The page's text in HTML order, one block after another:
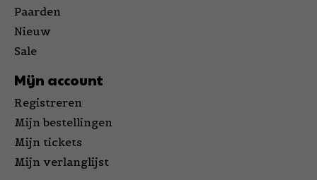
Paarden
Nieuw
Sale
Mijn account
Registreren
Mijn bestellingen
Mijn tickets
Mijn verlanglijst